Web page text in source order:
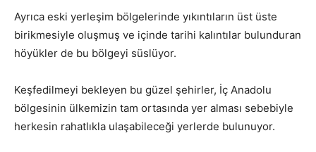
Ayrıca eski yerleşim bölgelerinde yıkıntıların üst üste
birikmesiyle oluşmuş ve içinde tarihi kalıntılar bulunduran
höyükler de bu bölgeyi süslüyor.
Keşfedilmeyi bekleyen bu güzel şehirler, İç Anadolu
bölgesinin ülkemizin tam ortasında yer alması sebebiyle
herkesin rahatlıkla ulaşabileceği yerlerde bulunuyor.